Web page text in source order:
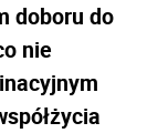
doboru do
nie